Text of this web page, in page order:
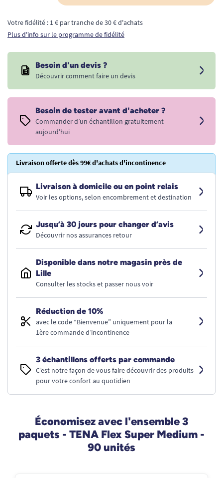
Votre fidélité : 1 € par tranche de 30 € d'achats
Plus d'info sur le programme de fidélité
Besoin d'un devis ?
Découvrir comment faire un devis
Besoin de tester avant d'acheter ?
Commander d’un échantillon gratuitement
aujourd’hui
Livraison offerte dès 99€ d'achats d'incontinence
Livraison à domicile ou en point relais
Voir les options, selon encombrement et destination
Jusqu’à 30 jours pour changer d’avis
Découvrir nos assurances retour
Disponible dans notre magasin près de
Lille
Consulter les stocks et passer nous voir
Réduction de 10%
avec le code “Bienvenue” uniquement pour la
1ère commande d’incontinence
3 échantillons offerts par commande
C’est notre façon de vous faire découvrir des produits
pour votre confort au quotidien
Économisez avec l'ensemble 3
paquets - TENA Flex Super Medium -
90 unités